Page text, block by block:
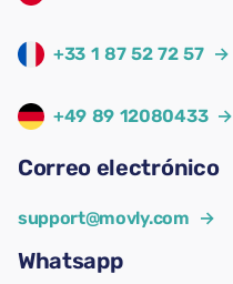
+33 1 87 52 72 57 →
+49 89 12080433 →
Correo electrónico
support@movly.com →
Whatsapp